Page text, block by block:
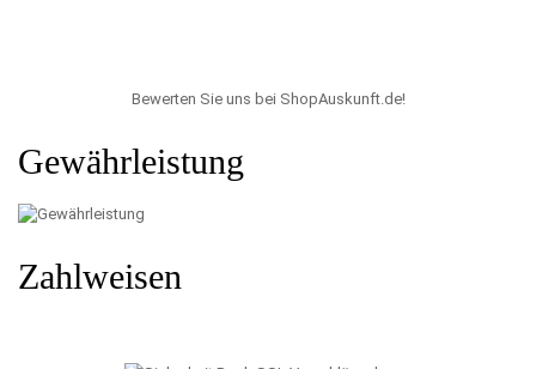
Bewerten Sie uns bei ShopAuskunft.de!
Gewährleistung
Zahlweisen